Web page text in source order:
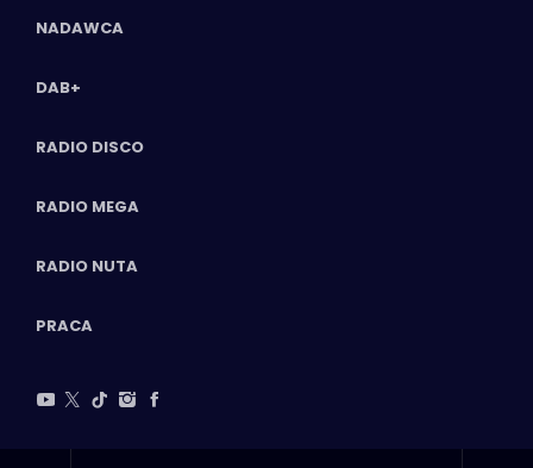
NADAWCA
DAB+
RADIO DISCO
RADIO MEGA
RADIO NUTA
PRACA